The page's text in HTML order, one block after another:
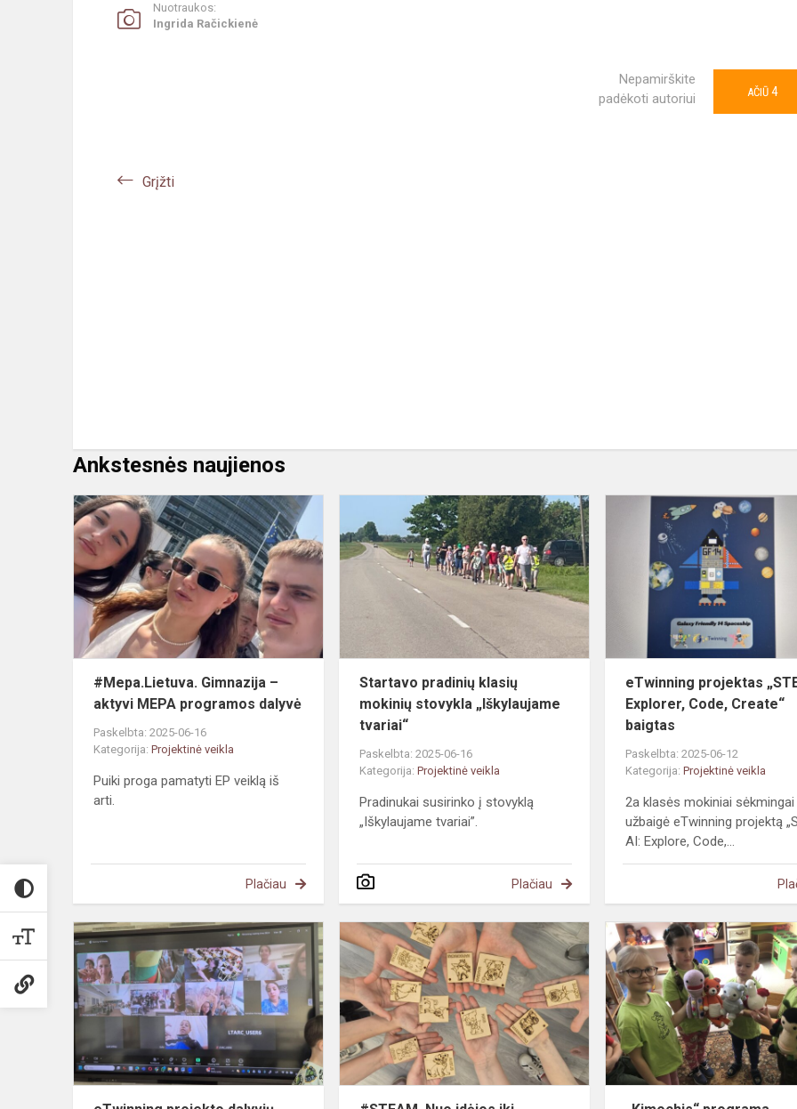
Nuotraukos:
Ingrida Račickienė
Nepamirškite
padėkoti autoriui
AČIŪ 4
Grįžti
Ankstesnės naujienos
#Mepa.Lietuva.
Gimnazija
–
aktyvi
#Mepa.Lietuva. Gimnazija –
aktyvi MEPA programos dalyvė
Paskelbta: 2025-06-16
Kategorija: Projektinė veikla
Puiki proga pamatyti EP veiklą iš
arti.
Plačiau
Startavo
pradinių
klasių
mokinių
„Iškylaujame
Startavo pradinių klasių
mokinių stovykla „Iškylaujame
tvariai“
Paskelbta: 2025-06-16
Kategorija:Projektinė veikla
Pradinukai susirinko į stovyklą
„Iškylaujame tvariai”.
Plačiau
eTwinning projektas
Explorer, Code, Create“
baigtas
Paskelbta: 2025-06-12
Kategorija:Projektinė veikla
2a klasės mokiniai sėkmingai
užbaigė eTwinning projektą
AI: Explore, Code,...
eTwinning
projekto
dalyvių
susitikimas
#STEAM.
Nuo
idėjos
produkto